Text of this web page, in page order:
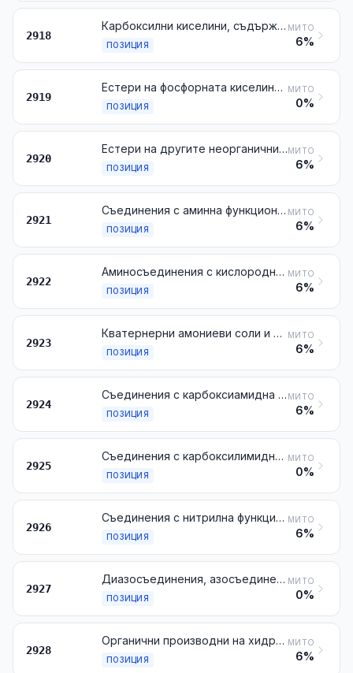
2918
Карбоксилни киселини, съдържащи допълнителни кислородни функционални групи и техните анхидриди, халогениди, пероксиди и пероксикиселини; техните халогено-, сулфо-, нитро- или нитрозопроизводни
ПОЗИЦИЯ
МИТО
6%
2919
Естери на фосфорната киселина и техните соли, включително лактофосфатите; техните халогено-, сулфо-, нитро- или нитрозопроизводни
ПОЗИЦИЯ
МИТО
0%
2920
Естери на другите неорганични киселини на неметалните елементи (с изключение на естерите на халогеноводородите) и техните соли; техните халогено-, сулфо-, нитро- или нитрозопроизводни
ПОЗИЦИЯ
МИТО
6%
2921
Съединения с аминна функционална група
ПОЗИЦИЯ
МИТО
6%
2922
Аминосъединения с кислородни функционални групи
ПОЗИЦИЯ
МИТО
6%
2923
Кватернерни амониеви соли и хидроксиди; лецитини и други фосфоаминолипиди, с определен или неопределен химичен състав
ПОЗИЦИЯ
МИТО
6%
2924
Съединения с карбоксиамидна функционална група; съединения на въглеродната киселина с амидна функционална група
ПОЗИЦИЯ
МИТО
6%
2925
Съединения с карбоксилимидна функционална група (включително захарина и неговите соли) или с иминна функционална група
ПОЗИЦИЯ
МИТО
0%
2926
Съединения с нитрилна функционална група
ПОЗИЦИЯ
МИТО
6%
2927
Диазосъединения, азосъединения или азоксисъединения
ПОЗИЦИЯ
МИТО
0%
2928
Органични производни на хидразина или на хидроксиламина
ПОЗИЦИЯ
МИТО
6%